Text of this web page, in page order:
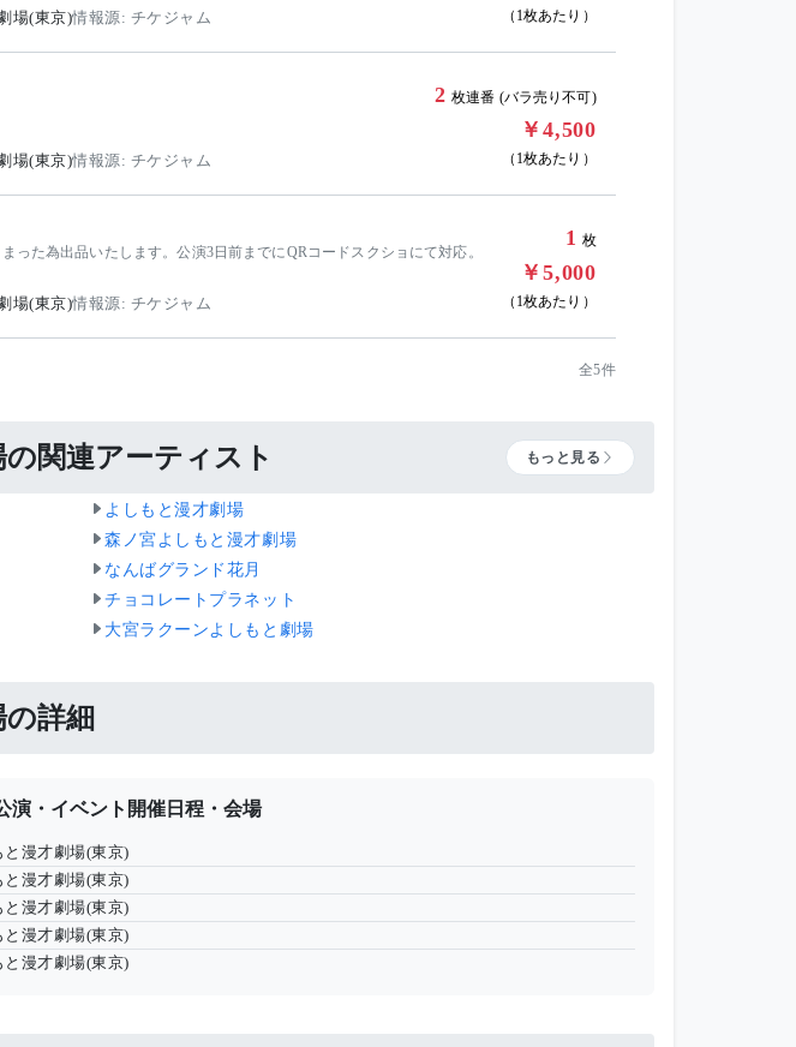
場(東京)情報源: チケジャム （1枚あたり）
場(東京)情報源: チケジャム
2 枚連番 (バラ売り不可)
￥4,500
（1枚あたり）
った為出品いたします。公演3日前までにQRコードスクショにて対応。
場(東京)情報源: チケジャム
1 枚
￥5,000
（1枚あたり）
全5件
関連アーティスト もっと見る
よしもと漫才劇場
森ノ宮よしもと漫才劇場
なんばグランド花月
チョコレートプラネット
大宮ラクーンよしもと劇場
詳細
演・イベント開催日程・会場
漫才劇場(東京)
漫才劇場(東京)
漫才劇場(東京)
漫才劇場(東京)
漫才劇場(東京)